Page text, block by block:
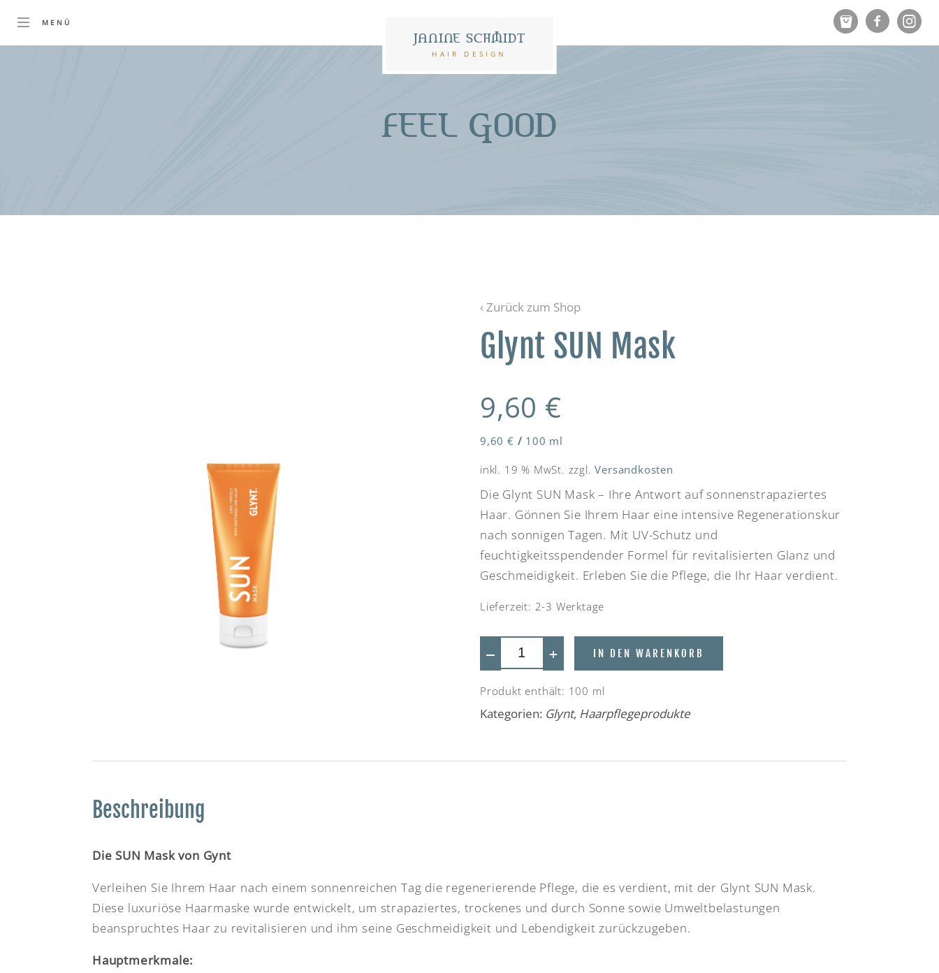
JANINE SCHMIDT
HAIR DESIGN
FEEL GOOD
‹ Zurück zum Shop
Glynt SUN Mask
9,60 €
9,60 € / 100 ml
inkl. 19 % MwSt. zzgl.Versandkosten
Die Glynt SUN Mask – Ihre Antwort auf sonnenstrapaziertes
Haar. Gönnen Sie Ihrem Haar eine intensive Regenerationskur
nach sonnigen Tagen. Mit UV-Schutz und
feuchtigkeitsspendender Formel für revitalisierten Glanz und
Geschmeidigkeit. Erleben Sie die Pflege, die Ihr Haar verdient.
Lieferzeit: 2-3 Werktage
+
— IN DEN WARENKORB
Produkt enthält: 100 ml
Kategorien: Glynt, Haarpflegeprodukte
Beschreibung
Die SUN Mask von Gynt
Verleihen Sie Ihrem Haar nach einem sonnenreichen Tag die regenerierende Pflege, die es verdient, mit der Glynt SUN Mask.
Diese luxuriöse Haarmaske wurde entwickelt, um strapaziertes, trockenes und durch Sonne sowie Umweltbelastungen
beanspruchtes Haar zu revitalisieren und ihm seine Geschmeidigkeit und Lebendigkeit zurückzugeben.
Hauptmerkmale: